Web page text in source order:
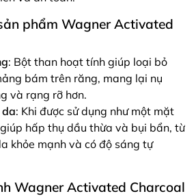
phẩm Wagner Activated
: Bột than hoạt tính giúp loại bỏ
bám trên răng, mang lại nụ
và rạng rỡ hơn.
: Khi được sử dụng như một mặt
hấp thụ dầu thừa và bụi bẩn, từ
khỏe mạnh và có độ sáng tự
Wagner Activated Charcoal